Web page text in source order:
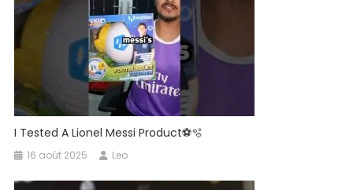
I Tested A Lionel Messi Product⚽️🫧
16 août 2025 Leo